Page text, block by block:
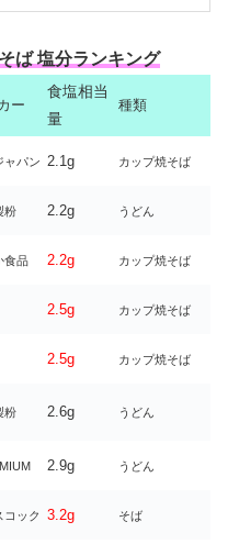
ば 塩分ランキング
ー
食塩相当
量
種類
ャパン 2.1g カップ焼そば
粉 2.2g うどん
食品 2.2g カップ焼そば
2.5g カップ焼そば
2.5g カップ焼そば
粉 2.6g うどん
2.9g うどん
コック 3.2g そば